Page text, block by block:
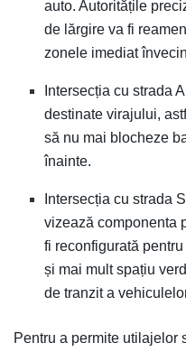
auto. Autoritățile
de lărgire va fi
zonele imediat
Intersecția cu strada
destinate virajului,
să nu mai blocheze
înainte.
Intersecția cu strada
vizează componenta
fi reconfigurată
și mai mult spațiu
de tranzit a
Pentru a permite utilajelor